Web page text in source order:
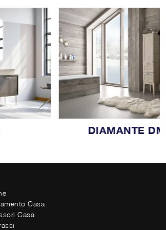
DIAMANTE
Casa
Casa